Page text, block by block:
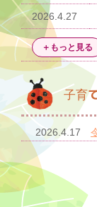
2026.4.27
＋もっと見る
子育
2026.4.17